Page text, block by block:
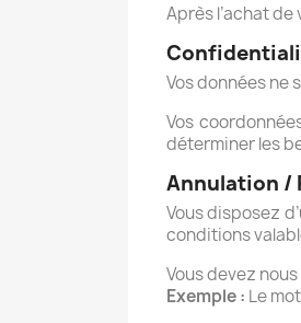
Après l’achat
Vos données ne
Vos
déterminer les
Annulation /
Vous disposez
conditions
Vous devez
Exemple : Le